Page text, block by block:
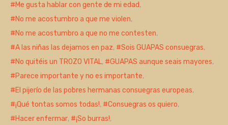
Me gusta hablar con gente de mi edad,
No me acostumbro a que me violen,
No me acostumbro a que no me contesten,
A las niñas las dejamos en paz, Sois GUAPAS consuegras,
No quitéis un TROZO VITAL, GUAPAS aunque seais mayores,
Parece importante y no es importante,
El pijerío de las pobres hermanas consuegras europeas,
¡Qué tontas somos todas!, Consuegras os quiero,
Hacer enfermar, ¡So burras!,